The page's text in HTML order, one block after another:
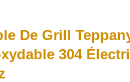
De Grill
304